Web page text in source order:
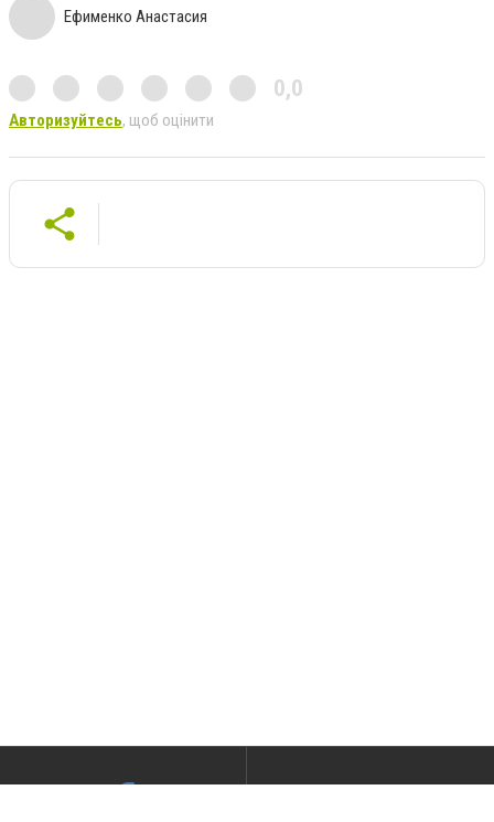
Ефименко Анастасия
0,0
Авторизуйтесь, щоб оцінити